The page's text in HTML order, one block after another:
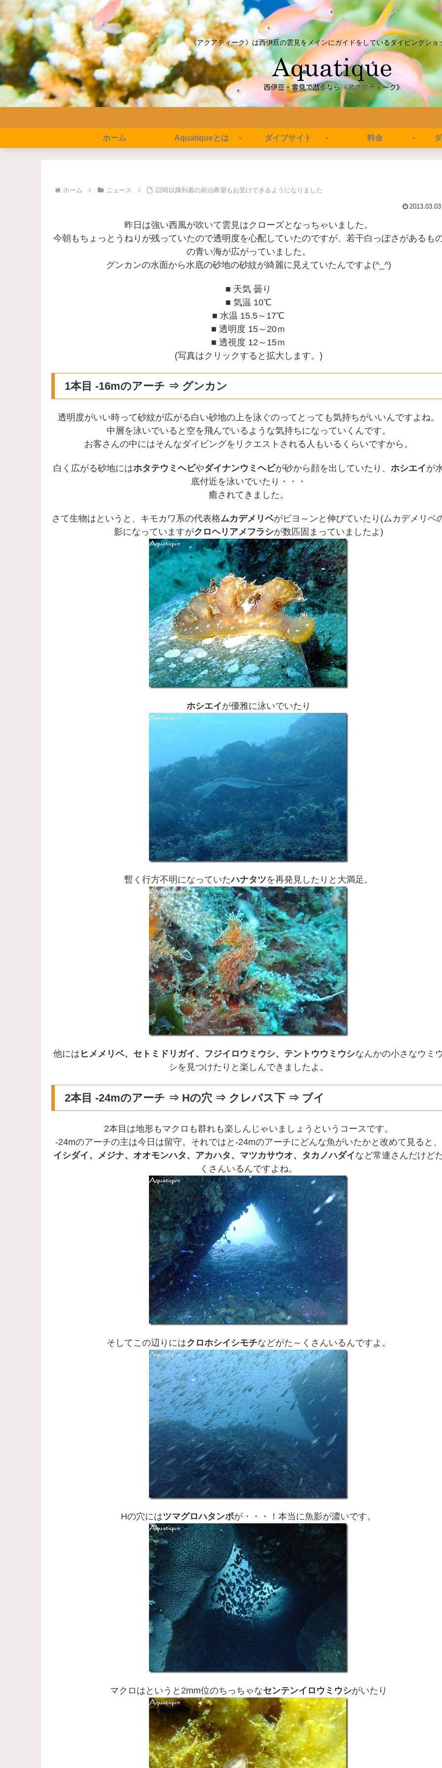
《アクアティーク》は西伊豆の雲見をメインにガイドをしているダイビングショ
ホーム Aquatiqueとは ダイブサイト 料金
ホーム ニュース 22時以降到着の前泊希望もお受けできるようになりました
2013.03.03
昨日は強い西風が吹いて雲見はクローズとなっちゃいました。
今朝もちょっとうねりが残っていたので透明度を心配していたのですが、若干白っぽさがあるも
の青い海が広がっていました。
グンカンの水面から水底の砂地の砂紋が綺麗に見えていたんですよ(^_^)
■ 天気 曇り
■ 気温 10℃
■ 水温 15.5～17℃
■ 透明度 15～20ｍ
■ 透視度 12～15ｍ
(写真はクリックすると拡大します。)
1本目 -16mのアーチ ⇒ グンカン
透明度がいい時って砂紋が広がる白い砂地の上を泳ぐのってとっても気持ちがいいんですよね。
中層を泳いでいると空を飛んでいるような気持ちになっていくんです。
お客さんの中にはそんなダイビングをリクエストされる人もいるくらいですから。
白く広がる砂地にはホタテウミヘビやダイナンウミヘビが砂から顔を出していたり、 ホシエイが
底付近を泳いでいたり・・・
癒されてきました。
さて生物はというと、キモカワ系の代表格ムカデメリベがビヨ～ンと伸びていたり(ムカデメリベ
影になっていますがクロヘリアメフラシが数匹固まっていましたよ)
ホシエイが優雅に泳いでいたり
暫く行方不明になっていたハナタツを再発見したりと大満足。
他には ヒメメリベ、セトミドリガイ、フジイロウミウシ、テントウウミウシなんかの小さなウミ
シを見つけたりと楽しんできましたよ。
2本目 -24mのアーチ ⇒ Hの穴 ⇒ クレバス下 ⇒ ブイ
2本目は地形もマクロも群れも楽しんじゃいましょうというコースです。
-24mのアーチの主は今日は留守。それではと-24mのアーチにどんな魚がいたかと改めて見ると、
イシダイ、メジナ、オオモンハタ、アカハタ、マツカサウオ、タカノハダイなど常連さんだけど
くさんいるんですよね。
そしてこの辺りにはクロホシイシモチなどがた～くさんいるんですよ。
Hの穴にはツマグロハタンポが・・・！本当に魚影が濃いです。
マクロはというと2mm位のちっちゃなセンテンイロウミウシがいたり